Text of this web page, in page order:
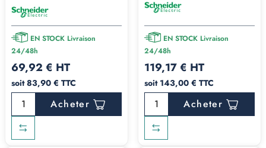
EN STOCK Livraison
24/48h
69,92 € HT
soit 83,90 € TTC
Acheter
EN STOCK Livraison
24/48h
119,17 € HT
soit 143,00 € TTC
Acheter